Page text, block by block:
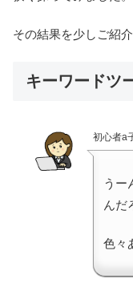
その結果を少しご紹介
キーワードツ
初心者a
うー
んだ
色々